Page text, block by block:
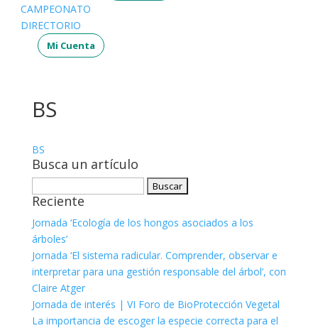
CAMPEONATO
DIRECTORIO
Mi Cuenta
BS
BS
Busca un artículo
Reciente
Jornada ‘Ecología de los hongos asociados a los
árboles’
Jornada ‘El sistema radicular. Comprender, observar e
interpretar para una gestión responsable del árbol’, con
Claire Atger
Jornada de interés | VI Foro de BioProtección Vegetal
La importancia de escoger la especie correcta para el